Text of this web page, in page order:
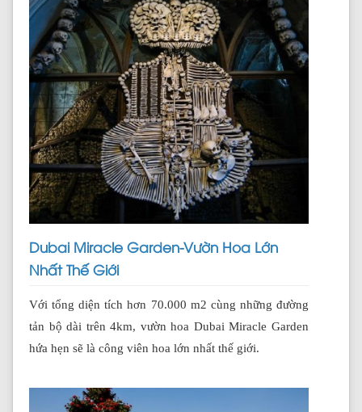
Dubai Miracle Garden-Vườn Hoa Lớn
Nhất Thế Giới
Với tổng diện tích hơn 70.000 m2 cùng những đường
tản bộ dài trên 4km, vườn hoa Dubai Miracle Garden
hứa hẹn sẽ là công viên hoa lớn nhất thế giới.